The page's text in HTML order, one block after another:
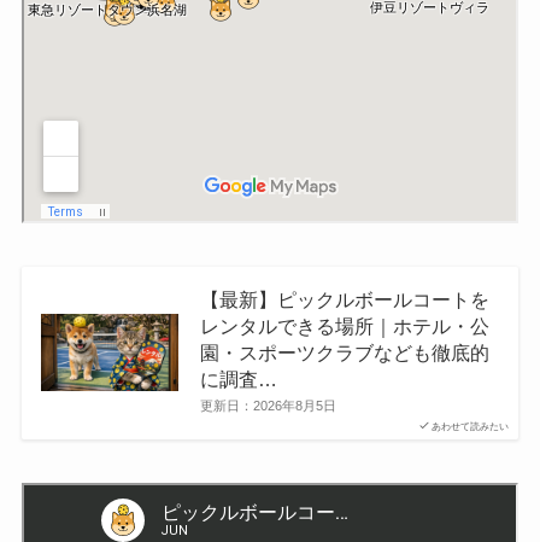
あわせて読みたい
【最新】ピックルボールコートを
レンタルできる場所｜ホテル・公
園・スポーツクラブなども徹底的
に調査…
更新日： 2026年8月5日